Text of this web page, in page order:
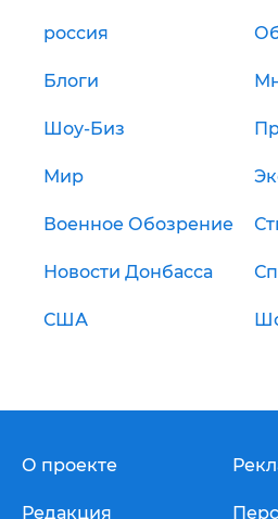
россия
Блоги
Шоу-Биз
Мир
Военное Обозрение
Новости Донбасса
США
О проекте
Редакция